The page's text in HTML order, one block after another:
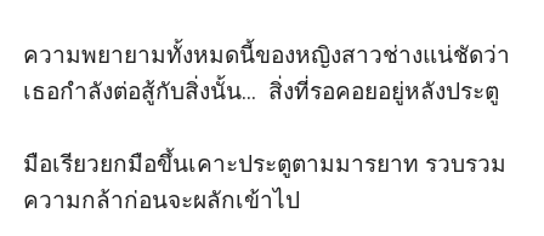
ความพยายามทั้งหมดนี้ของหญิงสาวช่างแน่ชัดว่า
เธอกำลังต่อสู้กับสิ่งนั้น...  สิ่งที่รอคอยอยู่หลังประตู
มือเรียวยกมือขึ้นเคาะประตูตามมารยาท รวบรวม
ความกล้าก่อนจะผลักเข้าไป